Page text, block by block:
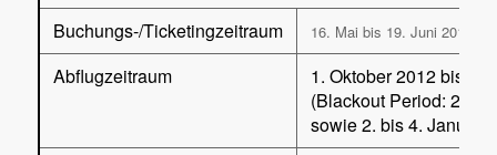
Buchungs-/Ticketingzeitraum 16. Mai bis 19. Juni 2012
Abflugzeitraum
1. Oktober 2012 bis
(Blackout Period: 20.
sowie 2. bis 4. Januar